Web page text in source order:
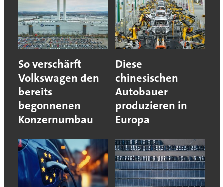
So verschärft
Volkswagen den
bereits
begonnenen
Konzernumbau
Diese
chinesischen
Autobauer
produzieren in
Europa